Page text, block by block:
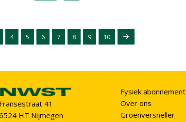
4 5 6 7 8 9 10
Fransestraat 41
HT Nijmegen
Fysiek abonnement
Over ons
Groenversneller